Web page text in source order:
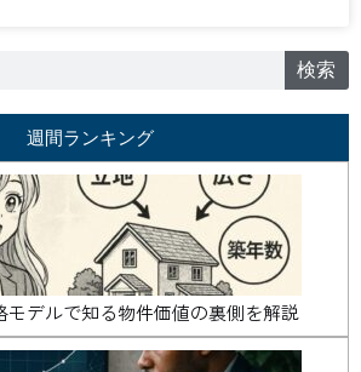
検索
週間ランキング
モデルで知る物件価値の裏側を解説